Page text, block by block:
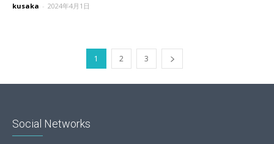
kusaka - 2024年4月1日
1 2 3
Social Networks